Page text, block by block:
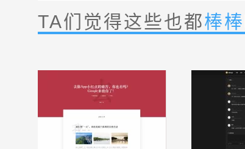
TA们觉得这些也都棒